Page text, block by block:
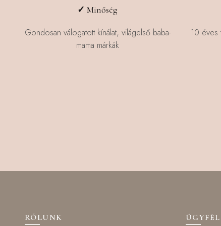
✓Minőség
Gondosan válogatott kínálat, világelső baba-
mama márkák
10 éves
RÓLUNK